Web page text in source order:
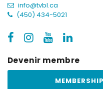
info@tvbl.ca
(450) 434-5021
Devenir membre